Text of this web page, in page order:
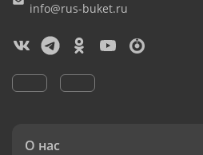
info@rus-buket.ru
О нас